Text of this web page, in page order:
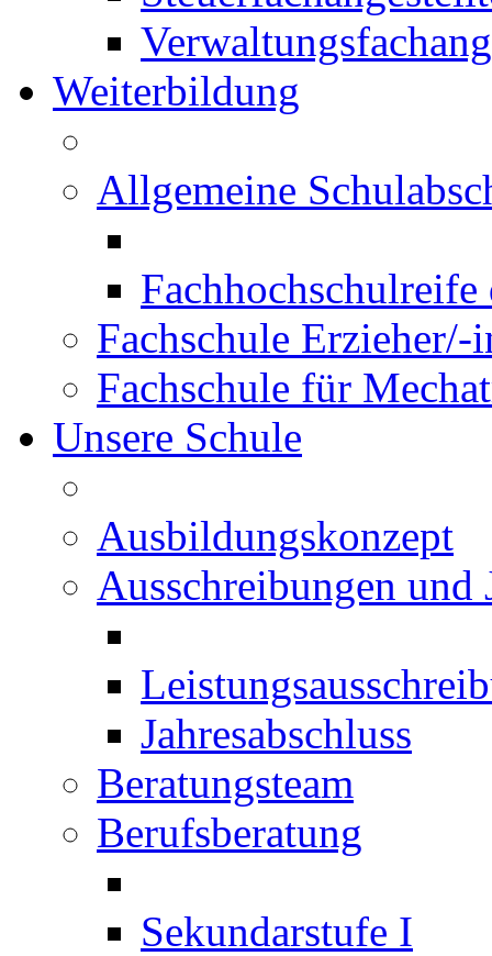
Weiterbildung
Allgemeine
Fachschule Erzieher/-
Fachschule für
Unsere Schule
Ausbildungskonzept
Ausschreibungen und
Jahresabschluss
Beratungsteam
Berufsberatung
Sekundarstufe I